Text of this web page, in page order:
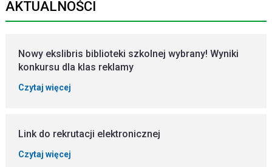
AKTUALNOŚCI
Nowy ekslibris biblioteki szkolnej wybrany! Wyniki
konkursu dla klas reklamy
Czytaj więcej
Link do rekrutacji elektronicznej
Czytaj więcej